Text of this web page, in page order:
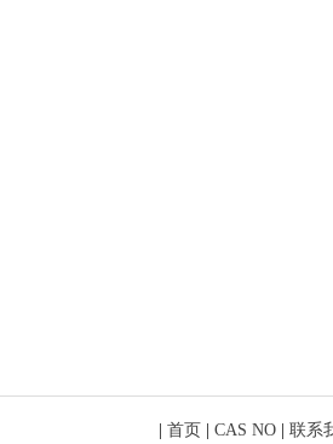
首页 CAS NO
联系